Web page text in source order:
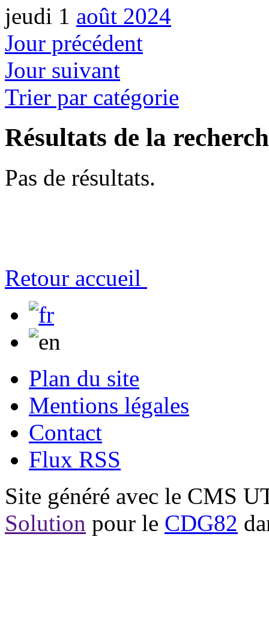
jeudi 1 août 2024
Jour précédent
Jour suivant
Trier par catégorie
Résultats de la
Pas de résultats.
Retour accueil
Plan du site
Mentions légales
Contact
Flux RSS
Site généré avec le CMS
Solution pour le CDG82